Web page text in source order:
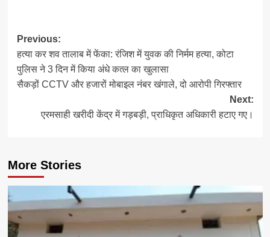
Post
navigation
Previous:
हत्या कर शव तालाब में फेंका: रंजिश में युवक की निर्मम हत्या, कोटा
पुलिस ने 3 दिन में किया अंधे कत्ल का खुलासा
सैकड़ों CCTV और हजारों मोबाइल नंबर खंगाले, दो आरोपी गिरफ्तार
Next:
एरमसाही खरीदी केंद्र में गड़बड़ी, प्राधिकृत अधिकारी हटाए गए।
More Stories